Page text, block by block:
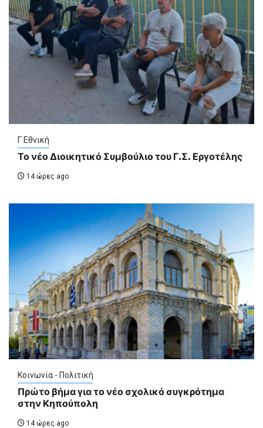
Γ Εθνική
Το νέο Διοικητικό Συμβούλιο του Γ.Σ. Εργοτέλης
14 ώρες ago
Κοινωνία - Πολιτική
Πρώτο βήμα για το νέο σχολικό συγκρότημα
στην Κηπούπολη
14 ώρες ago